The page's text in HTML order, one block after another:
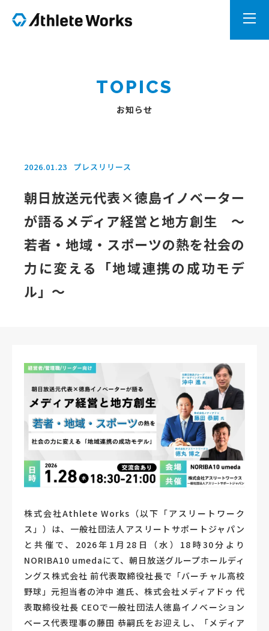
TOPICS
お知らせ
2026.01.23 プレスリリース
朝日放送元代表×徳島イノベーター
が語るメディア経営と地方創生 ～
若者・地域・スポーツの熱を社会の
力に変える「地域連携の成功モデ
ル」～
株式会社Athlete Works（以下「アスリートワーク
ス」）は、一般社団法人アスリートサポートジャパン
と共催で、2026年1月28日（水）18時30分より
NORIBA10 umedaにて、朝日放送グループホールディ
ングス株式会社 前代表取締役社長で「バーチャル高校
野球」元担当者の沖中 進氏、株式会社メディアドゥ 代
表取締役社長 CEOで一般社団法人徳島イノベーション
ベース代表理事の藤田 恭嗣氏をお迎えし、「メディア